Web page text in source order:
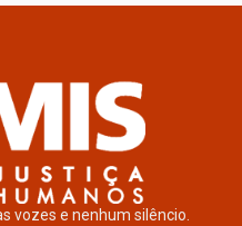
vozes e nenhum silêncio.